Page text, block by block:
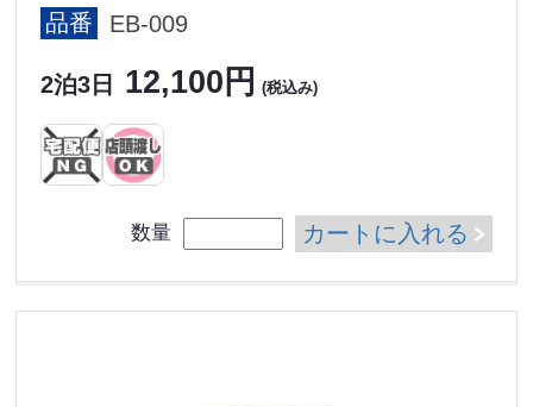
品番 EB-009
2泊3日 12,100円 (税込み)
数量 カートに入れる